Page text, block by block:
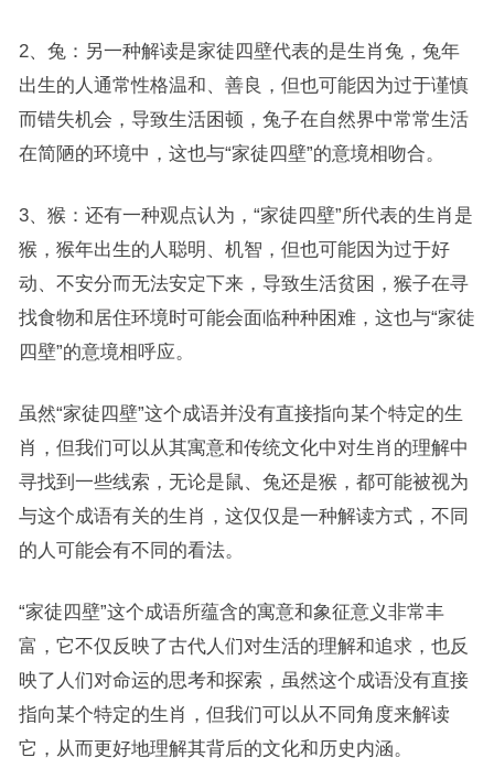
2、兔：另一种解读是家徒四壁代表的是生肖兔，兔年
出生的人通常性格温和、善良，但也可能因为过于谨慎
而错失机会，导致生活困顿，兔子在自然界中常常生活
在简陋的环境中，这也与“家徒四壁”的意境相吻合。
3、猴：还有一种观点认为，“家徒四壁”所代表的生肖是
猴，猴年出生的人聪明、机智，但也可能因为过于好
动、不安分而无法安定下来，导致生活贫困，猴子在寻
找食物和居住环境时可能会面临种种困难，这也与“家徒
四壁”的意境相呼应。
虽然“家徒四壁”这个成语并没有直接指向某个特定的生
肖，但我们可以从其寓意和传统文化中对生肖的理解中
寻找到一些线索，无论是鼠、兔还是猴，都可能被视为
与这个成语有关的生肖，这仅仅是一种解读方式，不同
的人可能会有不同的看法。
“家徒四壁”这个成语所蕴含的寓意和象征意义非常丰
富，它不仅反映了古代人们对生活的理解和追求，也反
映了人们对命运的思考和探索，虽然这个成语没有直接
指向某个特定的生肖，但我们可以从不同角度来解读
它，从而更好地理解其背后的文化和历史内涵。